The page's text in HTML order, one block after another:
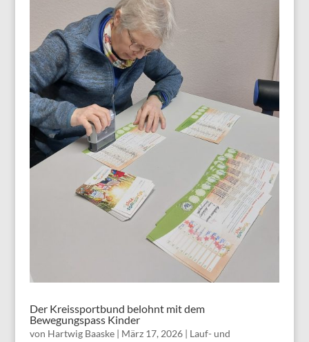
Der Kreissportbund belohnt mit dem
Bewegungspass Kinder
von Hartwig Baaske| März 17, 2026| Lauf- und